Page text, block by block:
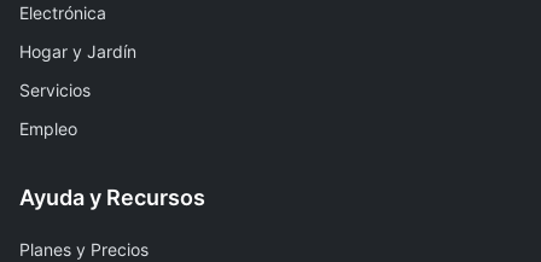
Electrónica
Hogar y Jardín
Servicios
Empleo
Ayuda y Recursos
Planes y Precios